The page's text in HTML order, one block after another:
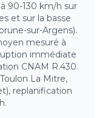
90-130 km/h sur
et sur la basse
sur-Argens).
mesuré à
immédiate
CNAM R.430.
La Mitre,
replanification